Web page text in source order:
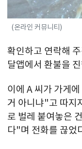
(온라인 커뮤니티)
확인하고 연락해
달앱에서 환불을
이에 A 씨가 가게
거 아니냐"고 따지
로 벌레 붙여놓은
다"며 전화를 끊었